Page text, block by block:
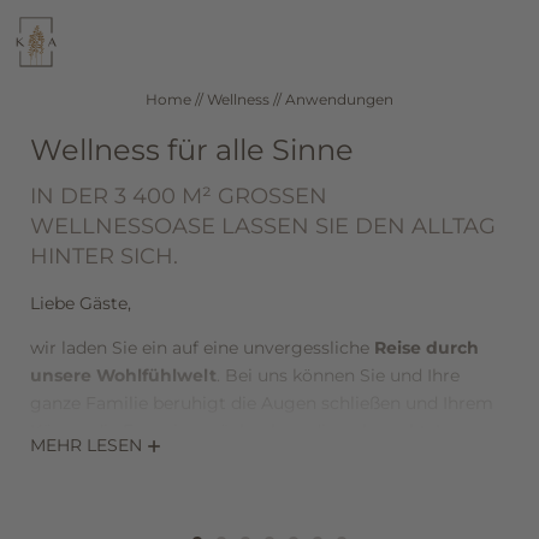
Hotel
Wellness
Anwendungen
DE IT EN
Home // Wellness // Anwendungen
Wellness für alle Sinne
IN DER 3 400 M² GROSSEN W
ELLNESSOASE LASSEN SIE DEN ALLTAG H
INTER SICH.
Liebe Gäste,
wir laden Sie ein auf eine unvergessliche Reise durch
unsere Wohlfühlwelt. Bei uns können Sie und Ihre
Sie sich verwöhnen und entspannen Sie auf höchstem
MEHR LESEN